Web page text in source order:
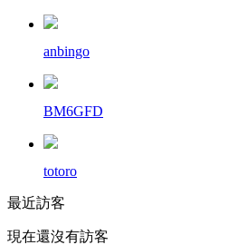
anbingo
BM6GFD
totoro
最近訪客
現在還沒有訪客